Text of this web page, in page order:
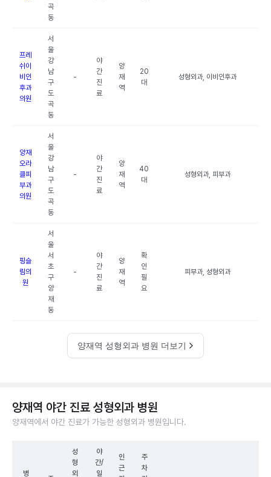
곡
동
프레
쉬이
비인
후과
의원
서
울
강
남
구
도
곡
동
-
야
간
진
료
양
재
역
20
대
성형외과, 이비인후과
양재
오라
클피
부과
의원
서
울
강
남
구
도
곡
동
-
야
간
진
료
양
재
역
40
대
성형외과, 피부과
핑슬
림의
원
서
울
서
초
구
양
재
동
-
야
간
진
료
양
재
역
확
인
필
요
피부과, 성형외과
양재역 성형외과 병원 더보기
양재역 야간 진료 성형외과 병원
양재역에서 야간 진료가 가능한 성형외과 병원입니다.
병
성
형
외
야
간/
일
인
근
주
차